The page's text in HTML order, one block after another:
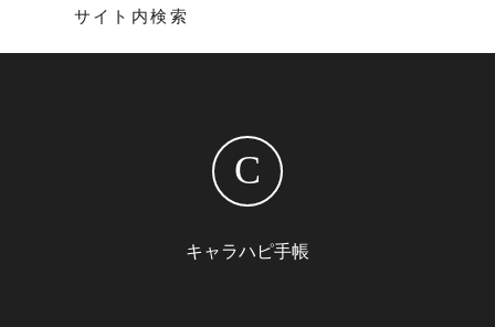
サイト内検索
C
キャラハピ手帳